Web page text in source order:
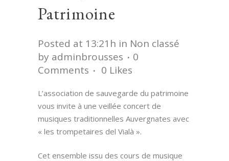
Patrimoine
Posted at 13:21h in Non classé
by adminbrousses
0
Comments
0 Likes
L’association de sauvegarde du patrimoine
vous invite à une veillée concert de
musiques traditionnelles Auvergnates avec
« les trompetaires del Vialà ».
Cet ensemble issu des cours de musique